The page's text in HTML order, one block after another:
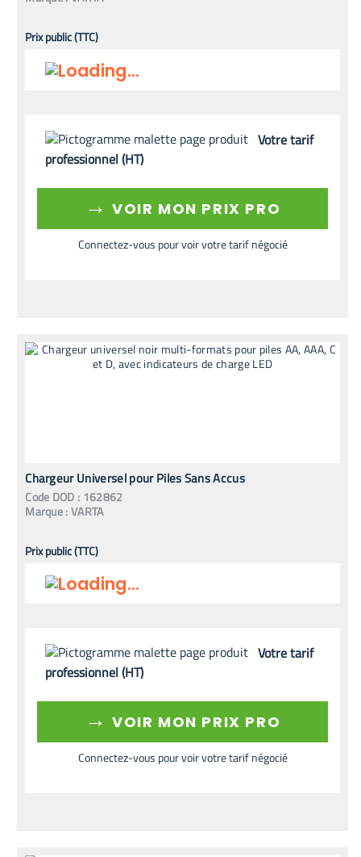
Prix public (TTC)
Votre tarif
professionnel (HT)
→ VOIR MON PRIX PRO
Connectez-vous pour voir votre tarif négocié
Chargeur Universel pour Piles Sans Accus
Code DOD : 162862
Marque :VARTA
Prix public (TTC)
Votre tarif
professionnel (HT)
→ VOIR MON PRIX PRO
Connectez-vous pour voir votre tarif négocié